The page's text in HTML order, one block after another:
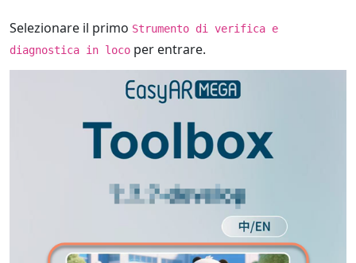
Selezionare il primo Strumento di verifica e
diagnostica in loco per entrare.